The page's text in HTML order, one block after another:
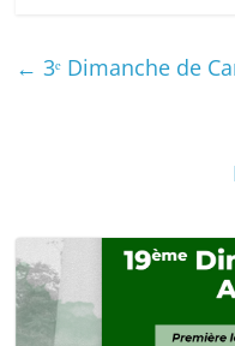
← 3ᵉ Dimanche de